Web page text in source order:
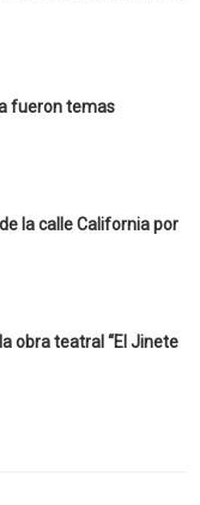
fueron temas
la calle California por
obra teatral “El Jinete